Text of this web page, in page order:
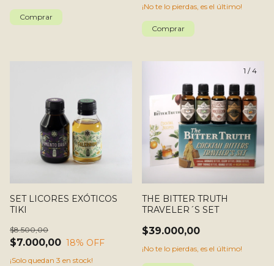
¡No te lo pierdas, es el último!
SET LICORES EXÓTICOS
TIKI
$7.000,00
$8.500,00
18% OFF
¡Solo quedan 3 en stock!
1 /4
THE BITTER TRUTH
TRAVELER´S SET
$39.000,00
¡No te lo pierdas, es el último!